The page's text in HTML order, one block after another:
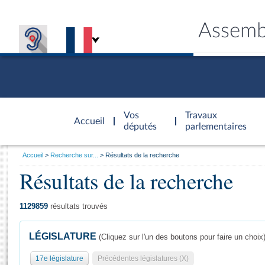
Accueil
d'accueil
Vos
députés
Travaux
parlementaires
Général
Vous
Accueil Recherche sur... Résultats de la recherche
Résultats de la recherche
1129859 résultats trouvés
LÉGISLATURE (Cliquez sur l'un des boutons pour faire un choix)
17e législature Précédentes législatures (X)